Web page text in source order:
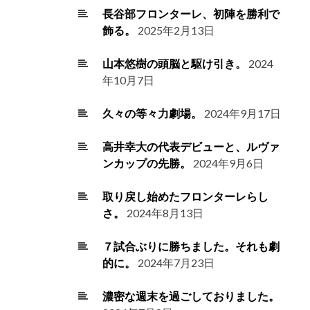
長谷部フロンターレ、初陣を勝利で
飾る。
2025年2月13日
山本悠樹の頭脳と駆け引き。
2024
年10月7日
久々の等々力劇場。 2024年9月17日
高井幸大の代表デビューと、ルヴァ
ンカップの先勝。
2024年9月6日
取り戻し始めたフロンターレらし
さ。
2024年8月13日
７試合ぶりに勝ちました。それも劇
的に。
2024年7月23日
濃密な週末を過ごしておりました。